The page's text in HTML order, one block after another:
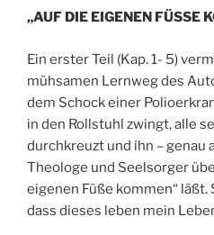
„AUF DIE EIGENEN FÜSSE
Ein erster Teil (Kap. 1- 5)
mühsamen Lernweg des
dem Schock einer
in den Rollstuhl zwingt, alle
durchkreuzt und ihn – genau
Theologe und Seelsorger
eigenen Füße kommen“ läßt.
dass dieses leben mein